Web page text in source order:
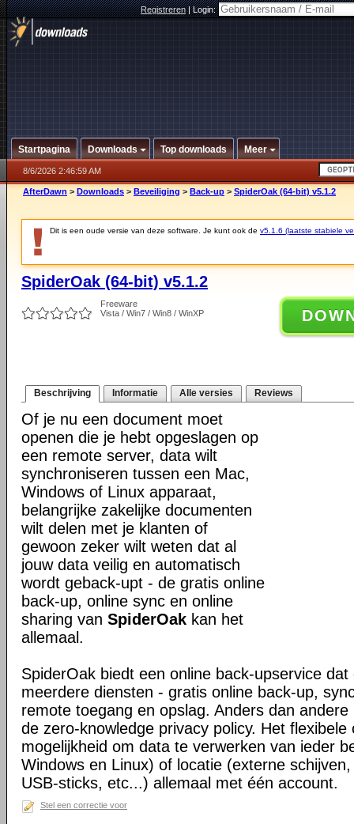
Registreren|Login:
Startpagina Downloads Top downloads Meer
8/6/2026 2:46:59 AM
AfterDawn > Downloads > Beveiliging > Back-up > SpiderOak (64-bit) v5.1.2
Dit is een oude versie van deze software. Je kunt ook de v5.1.6 (laatste stabiele
SpiderOak (64-bit) v5.1.2
Freeware
Vista / Win7 / Win8 / WinXP
Beschrijving Informatie Alle versies Reviews
Of je nu een document moet
openen die je hebt opgeslagen op
een remote server, data wilt
synchroniseren tussen een Mac,
Windows of Linux apparaat,
belangrijke zakelijke documenten
wilt delen met je klanten of
gewoon zeker wilt weten dat al
jouw data veilig en automatisch
wordt geback-upt - de gratis online
back-up, online sync en online
sharing van SpiderOak kan het
allemaal.
SpiderOak biedt een online back-upservice
meerdere diensten - gratis online back-up,
remote toegang en opslag. Anders dan
de zero-knowledge privacy policy. Het
mogelijkheid om data te verwerken van ieder
Windows en Linux) of locatie (externe
USB-sticks, etc...) allemaal met één account.
Stel een correctie voor